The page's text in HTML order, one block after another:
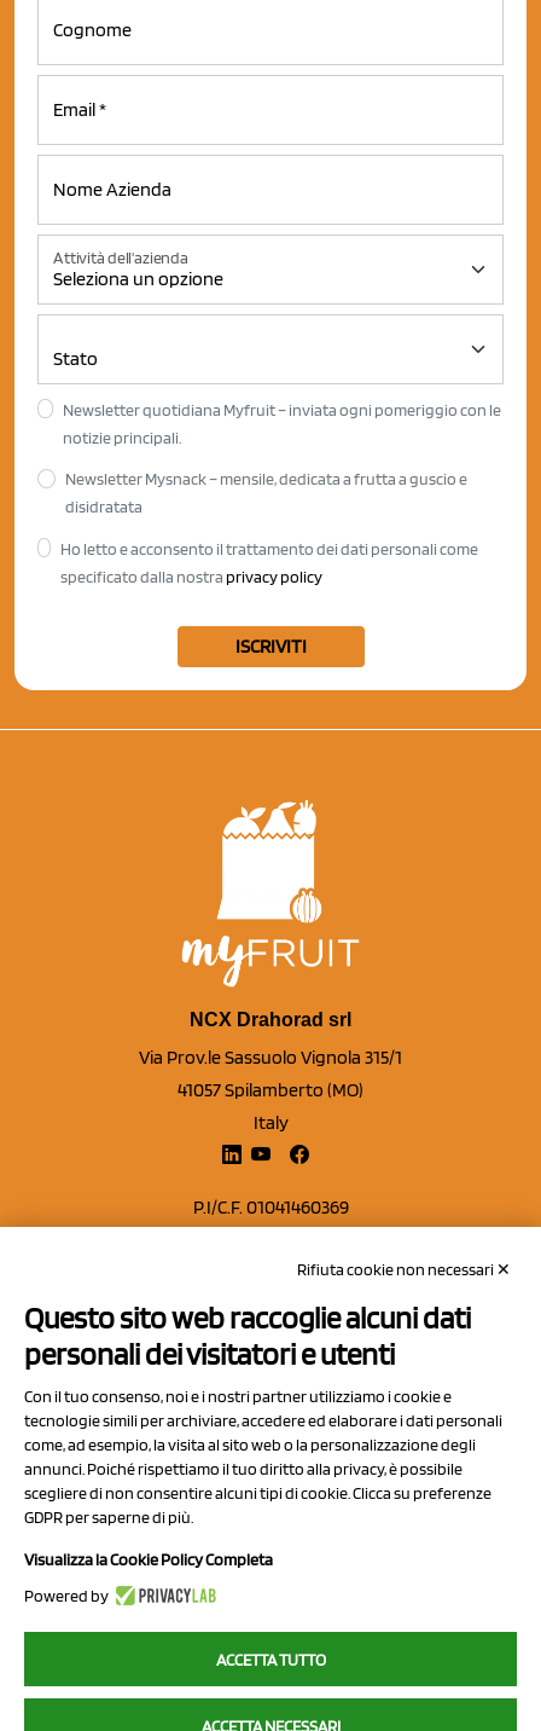
Attività dell'azienda
Newsletter quotidiana Myfruit – inviata ogni pomeriggio con le
notizie principali.
Newsletter Mysnack – mensile, dedicata a frutta a guscio e
disidratata
Ho letto e acconsento il trattamento dei dati personali come
specificato dalla nostra privacy policy
ISCRIVITI
NCX Drahorad srl
Via Prov.le Sassuolo Vignola 315/1
41057 Spilamberto (MO)
Italy
P.I/C.F. 01041460369
Capitale sociale Euro 50.000,00 i.v.
Contatti
Privacy Policy
Cookie Policy
Chi Siamo
2023 NCX Drahorad srl - All rights reserved
myfruit.it è parte del network diNCX DRAHORAD
Rifiuta cookie non necessari ✕
Questo sito web raccoglie alcuni dati
personali dei visitatori e utenti
Con il tuo consenso, noi e i nostri partner utilizziamo i cookie e
tecnologie simili per archiviare, accedere ed elaborare i dati personali
come, ad esempio, la visita al sito web o la personalizzazione degli
annunci. Poiché rispettiamo il tuo diritto alla privacy, è possibile
scegliere di non consentire alcuni tipi di cookie. Clicca su preferenze
GDPR per saperne di più.
Visualizza la Cookie Policy Completa
Powered by
ACCETTA TUTTO
ACCETTA NECESSARI